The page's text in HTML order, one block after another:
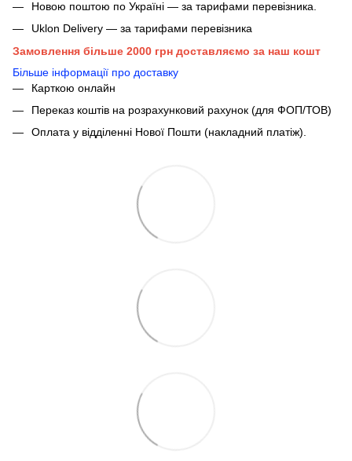
Новою поштою по Україні — за тарифами перевізника.
Uklon Delivery — за тарифами перевізника
Замовлення більше 2000 грн доставляємо за наш кошт
Більше інформації про доставку
Карткою онлайн
Переказ коштів на розрахунковий рахунок (для ФОП/ТОВ)
Оплата у відділенні Нової Пошти (накладний платіж).